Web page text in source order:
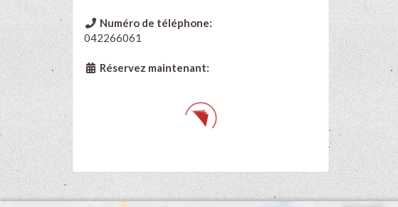
Numéro de téléphone:
042266061
Réservez maintenant: